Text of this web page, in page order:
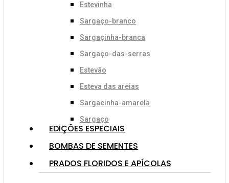
Estevinha
Sargaço-branco
Sargaçinha-branca
Sargaço-das-serras
Estevão
Esteva das areias
Sargacinha-amarela
Sargaço
EDIÇÕES ESPECIAIS
BOMBAS DE SEMENTES
PRADOS FLORIDOS E APÍCOLAS